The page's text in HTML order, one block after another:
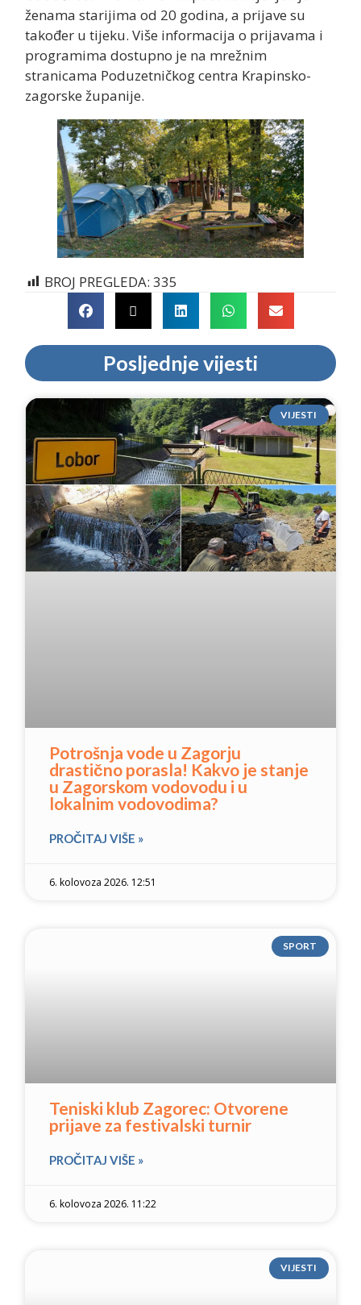
ženama starijima od 20 godina, a prijave su
također u tijeku. Više informacija o prijavama i
programima dostupno je na mrežnim
stranicama Poduzetničkog centra Krapinsko-
zagorske županije.
BROJ PREGLEDA: 335
Posljednje vijesti
VIJESTI
Potrošnja vode u Zagorju
drastično porasla! Kakvo je stanje
u Zagorskom vodovodu i u
lokalnim vodovodima?
PROČITAJ VIŠE »
6. kolovoza 2026. 12:51
SPORT
Teniski klub Zagorec: Otvorene
prijave za festivalski turnir
PROČITAJ VIŠE »
6. kolovoza 2026. 11:22
VIJESTI